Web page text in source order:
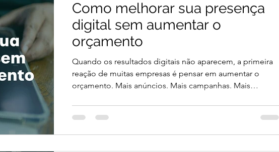
Como melhorar sua presença
digital sem aumentar o
orçamento
Quando os resultados digitais não aparecem, a primeira
reação de muitas empresas é pensar em aumentar o
orçamento. Mais anúncios. Mais campanhas. Mais
na quantidade de recursos investidos. Em muitos casos, o
verdadeiro desafio está na eficiência da estratégia. É